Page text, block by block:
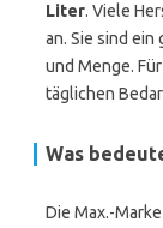
Liter. Viele
an. Sie sind
und Menge.
täglichen
Was
Die Max.-